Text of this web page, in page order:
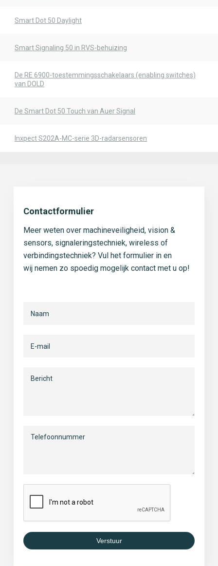
Smart Dot 50 Daylight
Smart Signaling 50 in RVS-behuizing
De RE 6900-toestemmingsschakelaars (enabling switches)
van DOLD
De Smart Dot 50 Touch van Auer Signal
Inxpect S202A-MC-serie 3D-radarsensoren
Contactformulier
Meer weten over machineveiligheid, vision &
sensors, signaleringstechniek, wireless of
verbindingstechniek? Vul het formulier in en
wij nemen zo spoedig mogelijk contact met u op!
Verstuur